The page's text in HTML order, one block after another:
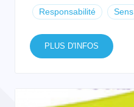
Responsabilité Sens
PLUS D'INFOS